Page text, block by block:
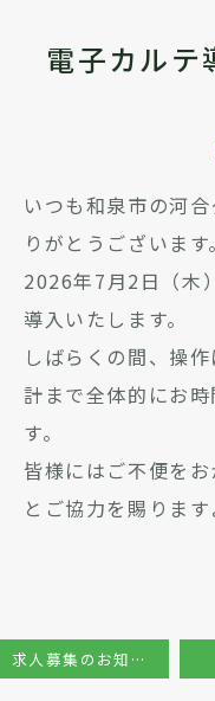
電子カルテ
いつも和泉市の河
りがとうございます。
2026年7月2日（木
導入いたします。
しばらくの間、操
計まで全体的にお
す。
皆様にはご不便を
とご協力を賜ります
求人募集のお知らせ